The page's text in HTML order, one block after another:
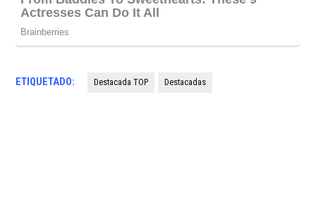
ETIQUETADO: Destacada TOP Destacadas